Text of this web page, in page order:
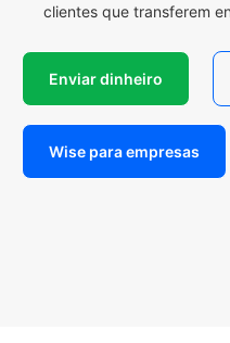
clientes que transferem
Enviar dinheiro
Wise para empresas